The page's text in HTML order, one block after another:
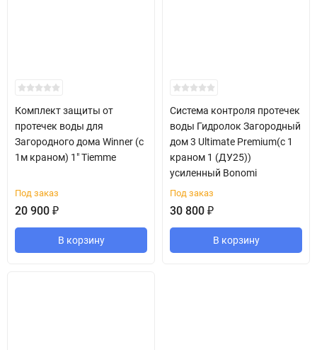
Комплект защиты от
протечек воды для
Загородного дома Winner (с
1м краном) 1" Tiemme
Под заказ
20 900 ₽
В корзину
Система контроля протечек
воды Гидролок Загородный
дом 3 Ultimate Premium(с 1
краном 1 (ДУ25))
усиленный Bonomi
Под заказ
30 800 ₽
В корзину